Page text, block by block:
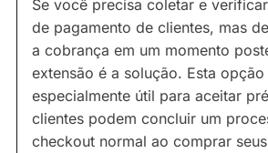
Se você precisa coletar e
de pagamento de clientes, mas
a cobrança em um momento
extensão é a solução. Esta opção
especialmente útil para aceitar
clientes podem concluir um
checkout normal ao comprar